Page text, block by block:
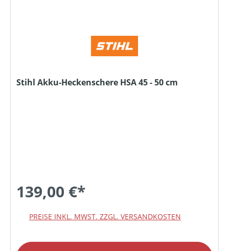
Stihl Akku-Heckenschere HSA 45 - 50 cm
139,00 €*
PREISE INKL. MWST. ZZGL. VERSANDKOSTEN